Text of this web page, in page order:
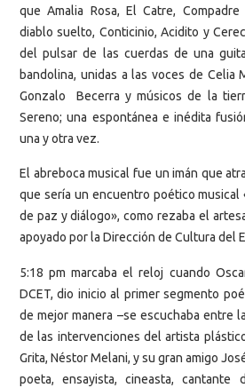
que Amalia Rosa, El Catre,
diablo suelto, Conticinio, Acidito y
del pulsar de las cuerdas de una
bandolina, unidas a las voces de Celia
Gonzalo Becerra y músicos de la
Sereno; una espontánea e inédita
una y otra vez.
El abreboca musical fue un imán que
que sería un encuentro poético musical
de paz y diálogo», como rezaba el
apoyado por la Dirección de Cultura del
5:18 pm marcaba el reloj cuando
DCET, dio inicio al primer segmento
de mejor manera –se escuchaba entre
de las intervenciones del artista
Grita, Néstor Melani, y su gran amigo
poeta, ensayista, cineasta, cantante